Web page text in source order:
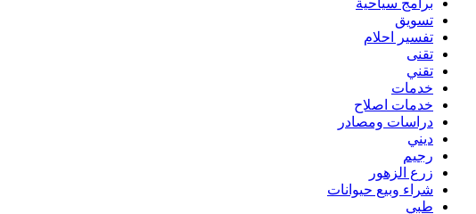
تسويق
تفسير احلام
تقنى
تقني
خدمات
خدمات اصلاح
دراسات ومصادر
ديني
رجيم
زرع الزهور
شراء وبيع حيوانات
طبي